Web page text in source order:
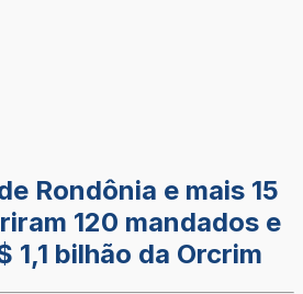
Rondônia e mais 15
120 mandados e
1,1 bilhão da Orcrim